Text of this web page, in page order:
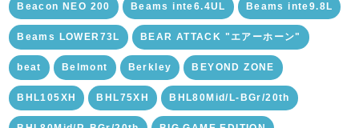
Beacon NEO 200 Beams inte6.4UL Beams inte9.8L
Beams LOWER73L BEAR ATTACK "エアーホーン"
beat Belmont Berkley BEYOND ZONE
BHL105XH BHL75XH BHL80Mid/L-BGr/20th